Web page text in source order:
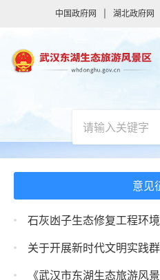
中国政府网 湖北政府网
意见
石灰凼子生态修复工程环
关于开展新时代文明实践